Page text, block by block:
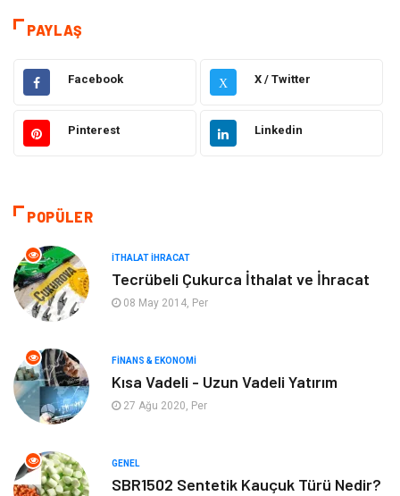
Tanıtıcı Reklam
Gıda Elektrik Elektronik
Eğitim & Kariyer Hukuk
Ulaşım ve Taşımacılık
Bilgisayar ve Yazılım
Emlak
Mobilya
Eğitim Kurumları Tatil
Aksesuar Eğlence
PAYLAŞ
Facebook X X / Twitter
Pinterest Linkedin
POPÜLER
İTHALAT İHRACAT
Tecrübeli Çukurca İthalat ve İhracat
08 May 2014, Per
FINANS & EKONOMI
Kısa Vadeli - Uzun Vadeli Yatırım
27 Ağu 2020, Per
GENEL
SBR1502 Sentetik Kauçuk Türü Nedir?